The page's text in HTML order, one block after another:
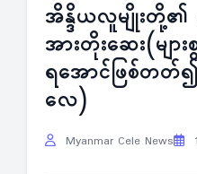
အိန္ဒိယလူမျိုးတို့၏
အားတိုးဆေး(မျာ
ရအောင်ဖြစ်တတ်
လေ)
Myanmar Cele News